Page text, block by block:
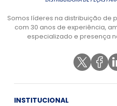
Somos líderes na distribuição de
com 30 anos de experiência,
especializado e presença
INSTITUCIONAL